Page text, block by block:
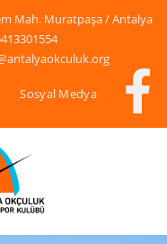
Mah. Muratpaşa / Antalya
Sosyal Medya